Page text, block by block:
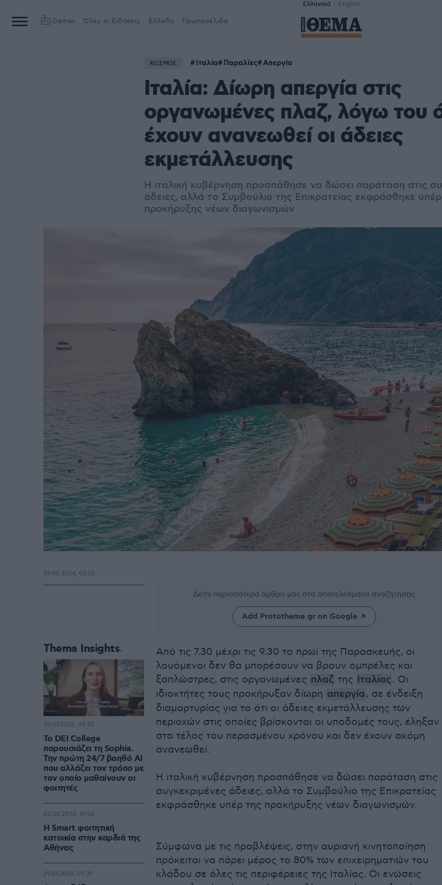
Ελληνικά English
Games Όλες οι Ειδήσεις Ελλάδα Πρωτοσέλιδα
ΚΟΣΜΟΣ Ιταλία Παραλίες Απεργία
Ιταλία: Δίωρη απεργία στις
οργανωμένες πλαζ, λόγω του
έχουν ανανεωθεί οι άδειες
εκμετάλλευσης
Η ιταλική κυβέρνηση προσπάθησε να δώσει παράταση στις
άδειες, αλλά το Συμβούλιο της Επικρατείας εκφράσθηκε
προκήρυξης νέων διαγωνισμών
Δείτε περισσότερα άρθρα μας στα αποτελέσματα αναζήτησης
Add Protothema.gr on Google
Από τις 7.30 μέχρι τις 9.30 το πρωί της Παρασκευής, οι
λουόμενοι δεν θα μπορέσουν να βρουν ομπρέλες και
ξαπλώστρες, στις οργανωμένες πλαζ της Ιταλίας. Οι
ιδιοκτήτες τους προκήρυξαν δίωρη απεργία , σε ένδειξη
διαμαρτυρίας για το ότι οι άδειες εκμετάλλευσης των
περιοχών στις οποίες βρίσκονται οι υποδομές τους, έληξαν
στο τέλος του περασμένου χρόνου και δεν έχουν ακόμη
ανανεωθεί.
Η ιταλική κυβέρνηση προσπάθησε να δώσει παράταση στις
συγκεκριμένες άδειες, αλλά το Συμβούλιο της Επικρατείας
εκφράσθηκε υπέρ της προκήρυξης νέων διαγωνισμών.
Σύμφωνα με τις προβλέψεις, στην αυριανή κινητοποίηση
πρόκειται να πάρει μέρος το 80% των επιχειρηματιών του
κλάδου σε όλες τις περιφέρειες της Ιταλίας. Οι ενώσεις
09.08.2024, 03:50
Thema Insights
Το DEI College
παρουσιάζει τη Sophia.
Την πρώτη 24/7 βοηθό AI
που αλλάζει τον τρόπο με
τον οποίο μαθαίνουν οι
φοιτητές
30.07.2026, 09:33
Η Smart φοιτητική
κατοικία στην καρδιά της
Αθήνας
03.08.2026, 10:56
29.07.2026, 09:39